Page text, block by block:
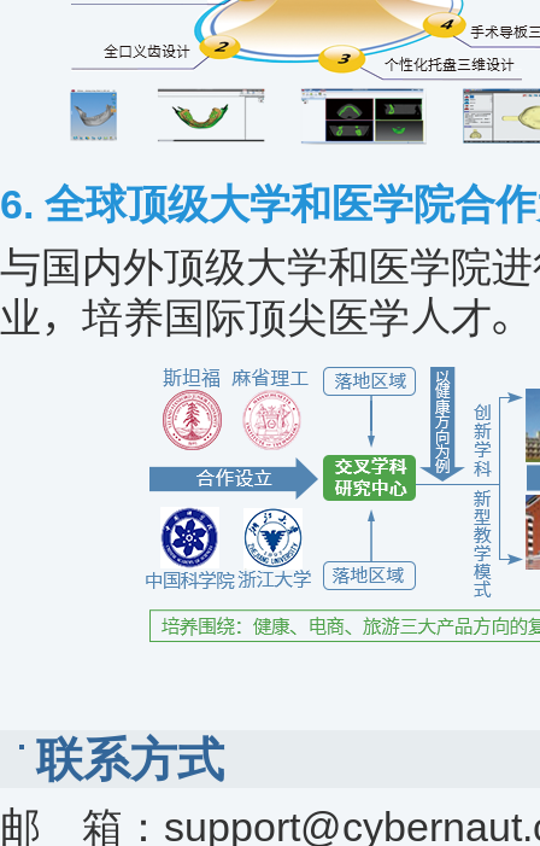
6. 全球顶级大学和医学院合
与国内外顶级大学和医学院
业，培养国际顶尖医学人才。
联系方式
邮 箱：